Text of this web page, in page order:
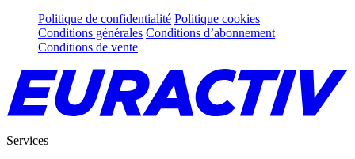
Politique de confidentialité Politique cookies
Conditions générales Conditions d’abonnement
Conditions de vente
Services